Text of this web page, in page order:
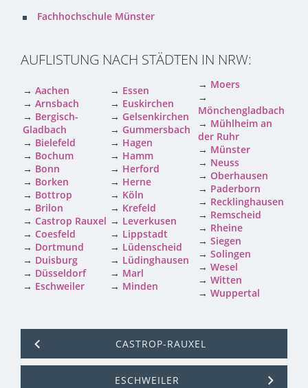
Fachhochschule Münster
AUFLISTUNG NACH STÄDTEN IN NRW:
→ Aachen
→ Arnsbach
→ Bergisch-
Gladbach
→ Bielefeld
→ Bochum
→ Bonn
→ Borken
→ Bottrop
→ Brilon
→ Castrop Rauxel
→ Coesfeld
→ Dortmund
→ Duisburg
→ Düsseldorf
→ Eschweiler
→ Essen
→ Euskirchen
→ Gelsenkirchen
→ Gummersbach
→ Hagen
→ Hamm
→ Herford
→ Herne
→ Köln
→ Krefeld
→ Leverkusen
→ Lippstadt
→ Lüdenscheid
→ Lüdinghausen
→ Marl
→ Minden
→ Moers
→
Mönchengladbach
→ Mühlheim an
der Ruhr
→ Münster
→ Neuss
→ Oberhausen
→ Paderborn
→ Recklinghausen
→ Remscheid
→ Rheine
→ Siegen
→ Solingen
→ Wesel
→ Witten
→ Wuppertal
CASTROP-RAUXEL
ESCHWEILER